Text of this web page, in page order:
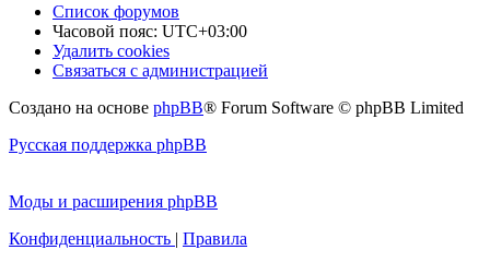
Список форумов
Часовой пояс: UTC+03:00
Удалить cookies
Связаться с администрацией
Создано на основе phpBB® Forum Software © phpBB Limited
Русская поддержка phpBB
Моды и расширения phpBB
Конфиденциальность | Правила